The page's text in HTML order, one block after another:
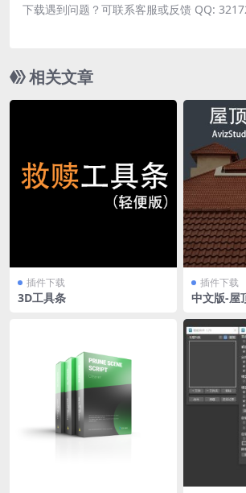
下载遇到问题？可联系客服或反馈 QQ:
相关文章
插件下载
3D工具条
插件下载
中文版-屋
2024